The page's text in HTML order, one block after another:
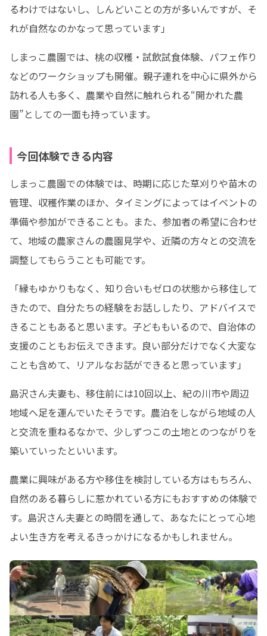
るわけではないし、しんどいことの方が多いんですが、そ
れが自然なのかなって思っています」
しまっこ農園では、桃の収穫・試飲試食体験、パフェ作り
などのワークショップも開催。親子連れを中心に県外から
訪れる人も多く、農業や自然に触れられる“開かれた農
園”としての一面も持っています。
今回体験できる内容
しまっこ農園での体験では、時期に応じた草刈りや苗木の
管理、収穫作業のほか、タイミングによってはイベントの
準備や参加ができることも。また、参加者の希望に合わせ
て、地域の農家さんの農園見学や、近隣の方々との交流を
調整してもらうことも可能です。
「縁もゆかりもなく、知り合いもゼロの状態から移住して
きたので、自分たちの経験をお話ししたり、アドバイスで
きることもあると思います。子どももいるので、自治体の
支援のこともお伝えできます。良い部分だけでなく大変な
ことも含めて、リアルなお話ができると思っています」
島沢さん夫妻も、移住前には10回以上、紀の川市や周辺
地域へ足を運んでいたそうです。農泊をしながら地域の人
と交流を重ねるなかで、少しずつこの土地とのつながりを
築いていったといいます。
農業に興味がある方や移住を検討している方はもちろん、
自然のある暮らしに惹かれている方にもおすすめの体験で
す。島沢さん夫妻との時間を通して、あなたにとって心地
よい生き方を考えるきっかけになるかもしれません。